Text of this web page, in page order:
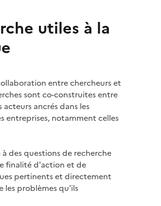
utiles à la
entre chercheurs et
sont co-construites entre
ancrés dans les
entreprises, notamment celles
des questions de recherche
finalité d'action et de
pertinents et directement
les problèmes qu'ils